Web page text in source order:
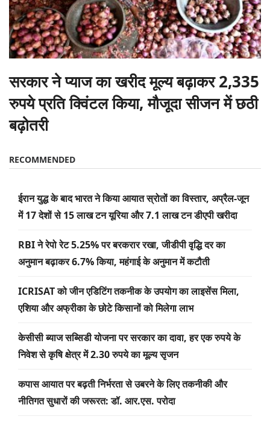
सरकार ने प्याज का खरीद मूल्य बढ़ाकर 2,335
रुपये प्रति क्विंटल किया, मौजूदा सीजन में छठी
बढ़ोतरी
RECOMMENDED
ईरान युद्ध के बाद भारत ने किया आयात स्रोतों का विस्तार, अप्रैल-जून
में 17 देशों से 15 लाख टन यूरिया और 7.1 लाख टन डीएपी खरीदा
RBI ने रेपो रेट 5.25% पर बरकरार रखा, जीडीपी वृद्धि दर का
अनुमान बढ़ाकर 6.7% किया, महंगाई के अनुमान में कटौती
ICRISAT को जीन एडिटिंग तकनीक के उपयोग का लाइसेंस मिला,
एशिया और अफ्रीका के छोटे किसानों को मिलेगा लाभ
केसीसी ब्याज सब्सिडी योजना पर सरकार का दावा, हर एक रुपये के
निवेश से कृषि क्षेत्र में 2.30 रुपये का मूल्य सृजन
कपास आयात पर बढ़ती निर्भरता से उबरने के लिए तकनीकी और
नीतिगत सुधारों की जरूरत: डॉ. आर.एस. परोदा